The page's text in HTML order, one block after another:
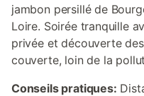
jambon persillé de
Loire. Soirée tranquille
privée et découverte
couverte, loin de la
Conseils pratiques: